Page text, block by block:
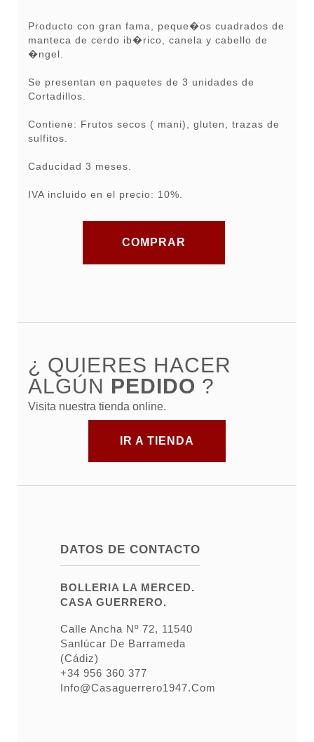
Producto con gran fama, peque�os cuadrados de
manteca de cerdo ib�rico, canela y cabello de
�ngel.
Se presentan en paquetes de 3 unidades de
Cortadillos.
Contiene: Frutos secos ( mani), gluten, trazas de
sulfitos.
Caducidad 3 meses.
IVA incluido en el precio: 10%.
COMPRAR
¿ QUIERES HACER
ALGÚN PEDIDO ?
Visita nuestra tienda online.
IR A TIENDA
DATOS DE CONTACTO
BOLLERIA LA MERCED.
CASA GUERRERO.
Calle Ancha Nº 72, 11540
Sanlúcar De Barrameda
(Cádiz)
+34 956 360 377
Info@casaguerrero1947.com